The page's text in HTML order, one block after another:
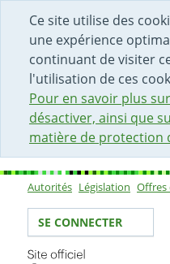
Ce site utilise des
une expérience
continuant de visiter
l'utilisation de ces
Pour en savoir plus
désactiver, ainsi que
matière de protection
DÉBUT DU CONTENU
ACCÈS AU CHAMP DE
PAGE D'ACCUEIL
FORMULAIRE DE
Sous-
Autorités Législation Offres
Votre identité
SE CONNECTER